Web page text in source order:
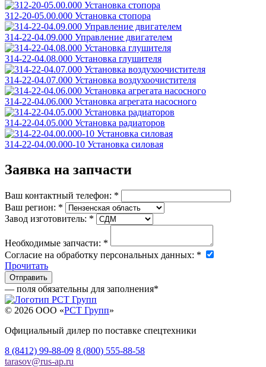
312-20-05.00.000 Установка стопора
314-22-04.09.000 Управление двигателем
314-22-04.08.000 Установка глушителя
314-22-04.07.000 Установка воздухоочистителя
314-22-04.06.000 Установка агрегата насосного
314-22-04.05.000 Установка радиаторов
314-22-04.00.000-10 Установка силовая
Заявка на запчасти
Ваш контактный телефон: *
Ваш регион: *
Завод изготовитель: *
Необходимые запчасти: *
Согласие на обработку персональных данных: *
Прочитать
— поля обязательны для заполнения*
© 2026 OOO «РСТ Групп»
Официальный дилер по поставке спецтехники
8 (8412) 99-88-09 8 (800) 555-88-58
tarasov@rus-ap.ru